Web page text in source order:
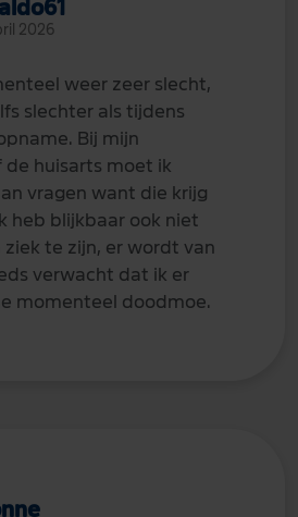
2026
weer zeer slecht,
slechter als tijdens
Bij mijn
de huisarts moet ik
vragen want die krijg
heb blijkbaar ook niet
ziek te zijn, er wordt van
verwacht dat ik er
momenteel doodmoe.